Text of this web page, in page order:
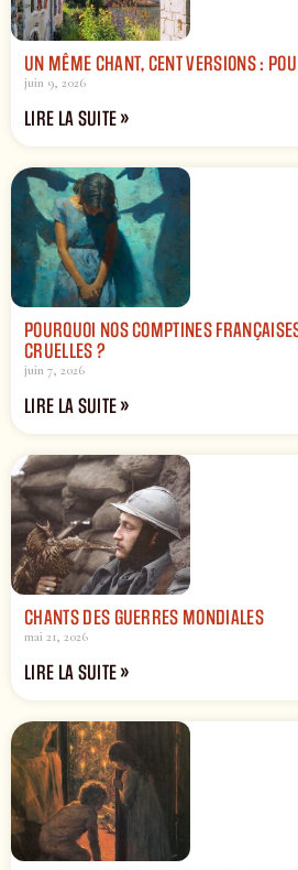
UN MÊME CHANT, CENT VERSIONS :
juin 9, 2026
LIRE LA SUITE »
POURQUOI NOS COMPTINES
CRUELLES ?
juin 7, 2026
LIRE LA SUITE »
CHANTS DES GUERRES MONDIALES
mai 21, 2026
LIRE LA SUITE »